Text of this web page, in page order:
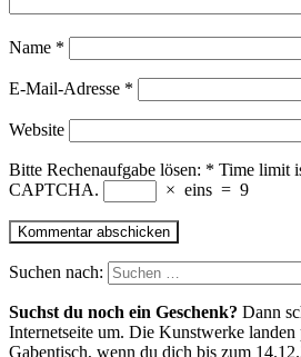
Name *
E-Mail-Adresse *
Website
Bitte Rechenaufgabe lösen: * Time limit
CAPTCHA.
× eins = 9
Suchen nach:
Suchst du noch ein Geschenk? Dann
Internetseite um. Die Kunstwerke
Gabentisch, wenn du dich bis zum